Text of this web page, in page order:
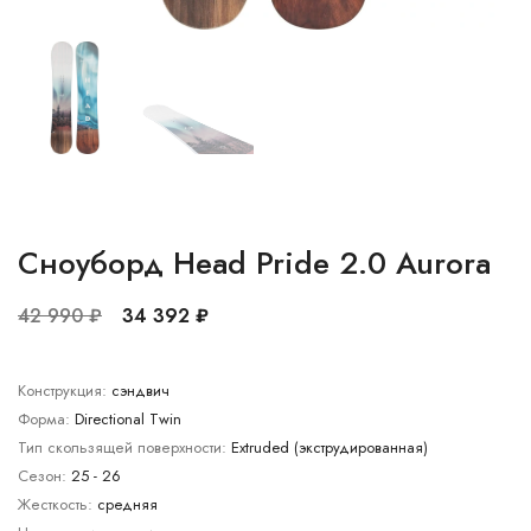
Сноуборд Head Pride 2.0 Aurora
42 990 ₽ 34 392 ₽
Конструкция: сэндвич
Форма: Directional Twin
Тип скользящей поверхности: Extruded (экструдированная)
Сезон: 25 - 26
Жесткость: средняя